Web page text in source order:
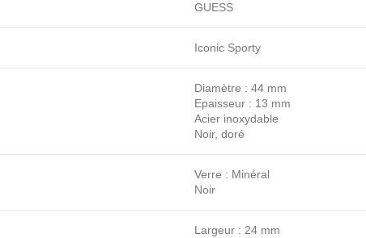
GUESS
Iconic Sporty
Diamètre : 44 mm
Epaisseur : 13 mm
Acier inoxydable
Noir, doré
Verre : Minéral
Noir
Largeur : 24 mm